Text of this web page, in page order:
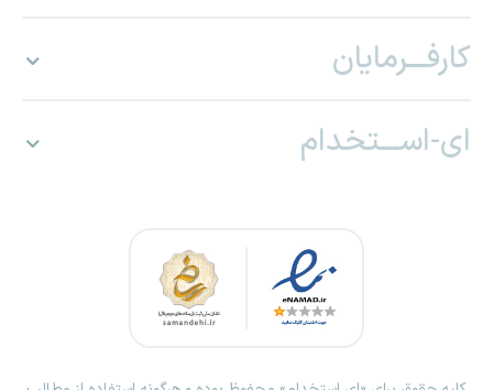
کارفـــرمایان
ای-اســـتخدام